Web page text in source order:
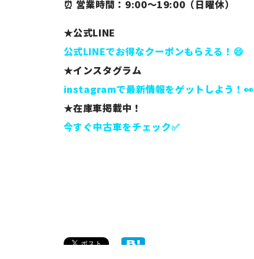
⏰ 営業時間：9:00～19:00（日曜休）
★公式LINE
公式LINEでお得なクーポンもらえる！😄
★インスタグラム
instagramで最新情報をゲットしよう！👀
★在庫車掲載中！
今すぐ中古車をチェック✅